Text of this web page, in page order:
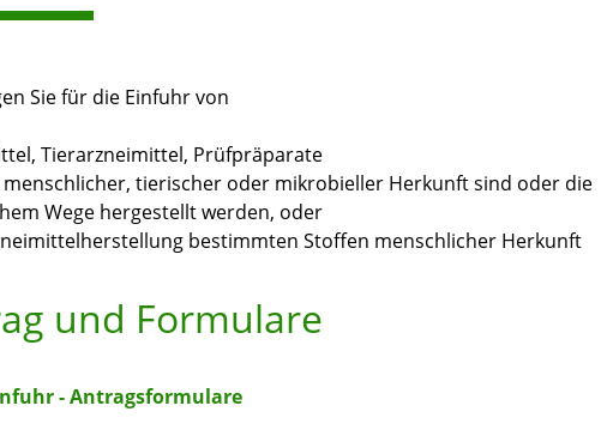
Sie für die Einfuhr von
Tierarzneimittel, Prüfpräparate
tierischer oder mikrobieller Herkunft sind oder die
Wege hergestellt werden, oder
bestimmten Stoffen menschlicher Herkunft
und Formulare
- Antragsformulare